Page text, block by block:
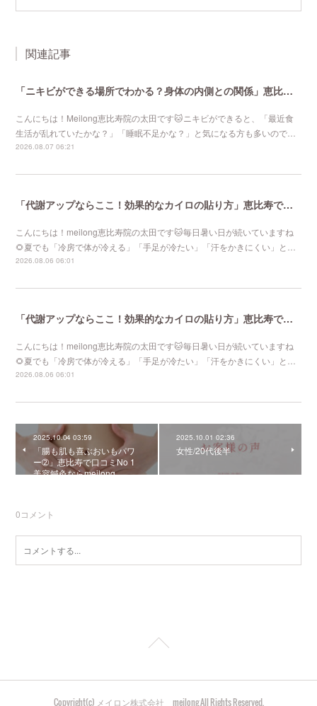
関連記事
「ニキビができる場所でわかる？身体の内側との関係」恵比寿で口コミNo 1美容鍼灸ならmeilong
こんにちは！Meilong恵比寿院の太田です🐱ニキビができると、「最近食
生活が乱れていたかな？」「睡眠不足かな？」と気になる方も多いので…
2026.08.07 06:21
「代謝アップならここ！効果的なカイロの貼り方」恵比寿で口コミNo 1美容鍼灸ならmeilong
こんにちは！meilong恵比寿院の太田です🐱毎日暑い日が続いていますね
🌻夏でも「冷房で体が冷える」「手足が冷たい」「汗をかきにくい」と…
2026.08.06 06:01
「代謝アップならここ！効果的なカイロの貼り方」恵比寿で口コミNo 1美容鍼灸ならmeilong
こんにちは！meilong恵比寿院の太田です🐱毎日暑い日が続いていますね
🌻夏でも「冷房で体が冷える」「手足が冷たい」「汗をかきにくい」と…
2026.08.06 06:01
2025.10.04 03:59
「腸も肌も喜ぶおいもパワ
ー➁」恵比寿で口コミNo 1
美容鍼灸ならmeilong
2025.10.01 02:36
女性/20代後半
0コメント
Copyright(c) メイロン株式会社 meilong All Rights Reserved.